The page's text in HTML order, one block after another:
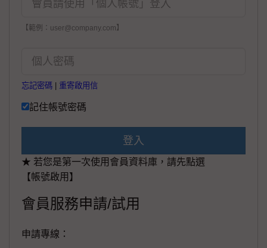
【範例：user@company.com】
忘記密碼 重寄啟用信
記住帳號密碼
登入
★ 若您是第一次使用會員資料庫，請先點選
【帳號啟用】
會員服務申請/試用
申請專線：